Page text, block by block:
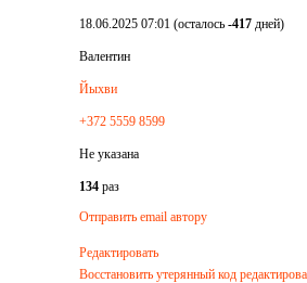
18.06.2025 07:01 (осталось -417дней)
Валентин
Йыхви
+372 5559 8599
Не указана
134раз
Отправить email автору
Редактировать
Восстановить утерянный код